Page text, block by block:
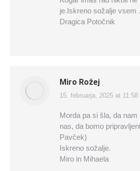
je.Iskreno sožalje vsem
Dragica Potočnik
Miro Rožej
says:
15. februarja, 2025 at 11:58
Morda pa si šla, da
nas, da bomo
Pavček)
Iskreno sožalje.
Miro in Mihaela